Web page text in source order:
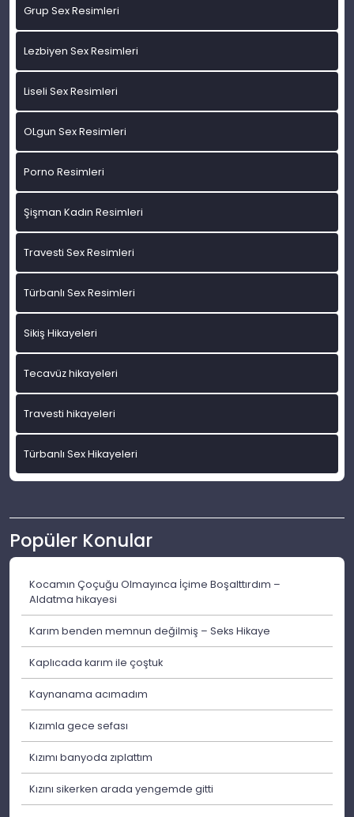
Grup Sex Resimleri
Lezbiyen Sex Resimleri
Liseli Sex Resimleri
OLgun Sex Resimleri
Porno Resimleri
Şişman Kadın Resimleri
Travesti Sex Resimleri
Türbanlı Sex Resimleri
Sikiş Hikayeleri
Tecavüz hikayeleri
Travesti hikayeleri
Türbanlı Sex Hikayeleri
Popüler Konular
Kocamın Çoçuğu Olmayınca İçime Boşalttırdım –
Aldatma hikayesi
Karım benden memnun değilmiş – Seks Hikaye
Kaplıcada karım ile çoştuk
Kaynanama acımadım
Kızımla gece sefası
Kızımı banyoda zıplattım
Kızını sikerken arada yengemde gitti